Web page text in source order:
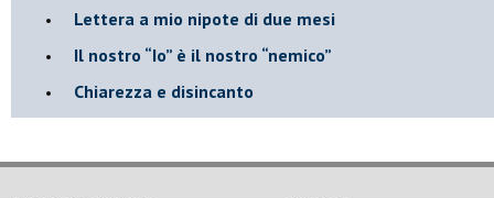
​Lettera a mio nipote di due mesi
​Il nostro “Io” è il nostro “nemico”
​Chiarezza e disincanto